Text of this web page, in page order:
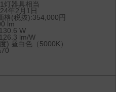
灯器具相当
年2月1日
格(税抜):354,000円
lm
W
lm/W
):昼白色（5000K）